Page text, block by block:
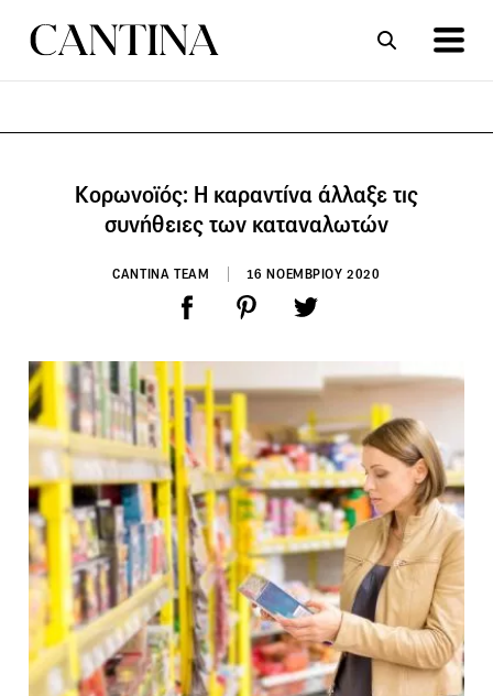
Κορωνοϊός: Η καραντίνα άλλαξε τις
συνήθειες των καταναλωτών
CANTINA TEAM 16 ΝΟΕΜΒΡΙΟΥ 2020